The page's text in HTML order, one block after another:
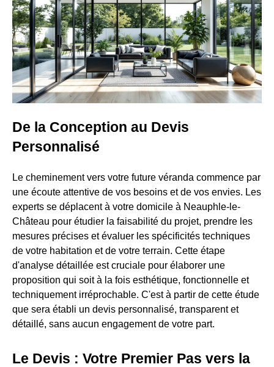
De la Conception au Devis
Personnalisé
Le cheminement vers votre future véranda commence par
une écoute attentive de vos besoins et de vos envies. Les
experts se déplacent à votre domicile à Neauphle-le-
Château pour étudier la faisabilité du projet, prendre les
mesures précises et évaluer les spécificités techniques
de votre habitation et de votre terrain. Cette étape
d'analyse détaillée est cruciale pour élaborer une
proposition qui soit à la fois esthétique, fonctionnelle et
techniquement irréprochable. C'est à partir de cette étude
que sera établi un devis personnalisé, transparent et
détaillé, sans aucun engagement de votre part.
Le Devis : Votre Premier Pas vers la